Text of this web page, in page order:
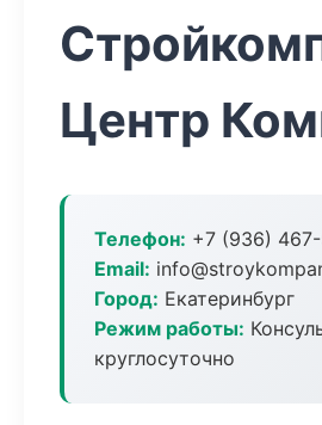
Центр
Телефон: +7 (936)
Email:
Город: Екатеринбург
Режим работы:
круглосуточно